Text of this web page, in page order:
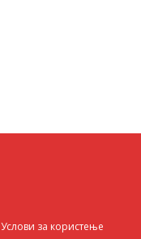
Услови за користење